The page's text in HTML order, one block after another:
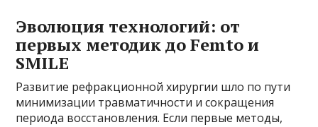
Эволюция технологий: от
первых методик до Femto и
SMILE
Развитие рефракционной хирургии шло по пути
минимизации травматичности и сокращения
периода восстановления. Если первые методы,